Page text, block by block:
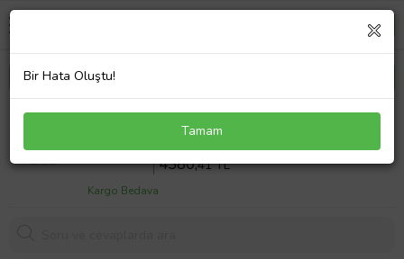
Corsa B 1993-2001 Sağ Far Elektrikli Valeo Uyumlu
Sepette %14 İndirim
4380,41 TL
Kargo Bedava
Bir Hata Oluştu!
Tamam